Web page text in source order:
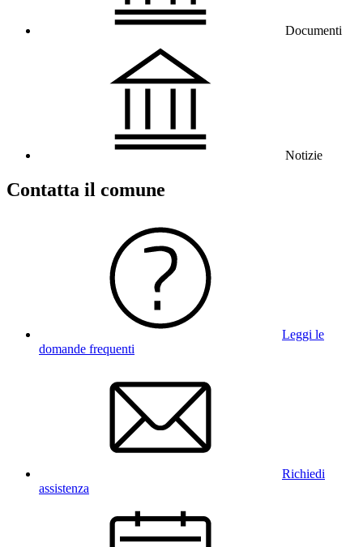
Documenti
Notizie
Contatta il comune
Leggi le
domande frequenti
Richiedi
assistenza